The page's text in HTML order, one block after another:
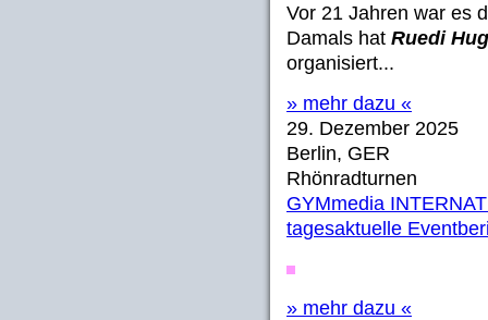
Vor 21 Jahren war es
Damals hat Ruedi Hug
organisiert...
» mehr dazu «
29. Dezember 2025
Berlin, GER
Rhönradturnen
GYMmedia
tagesaktuelle
» mehr dazu «